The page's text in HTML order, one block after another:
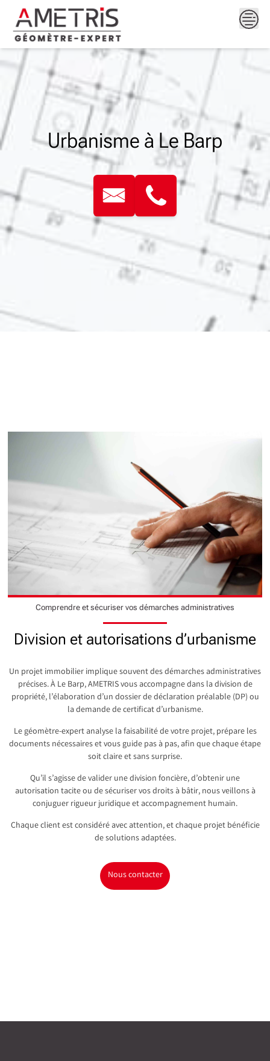
content
Urbanisme à Le Barp
Comprendre et sécuriser vos démarches administratives
Division et autorisations d’urbanisme
Un projet immobilier implique souvent des démarches administratives
précises. À Le Barp, AMETRIS vous accompagne dans la division de
propriété, l’élaboration d’un dossier de déclaration préalable (DP) ou
la demande de certificat d’urbanisme.
Le géomètre-expert analyse la faisabilité de votre projet, prépare les
documents nécessaires et vous guide pas à pas, afin que chaque étape
soit claire et sans surprise.
Qu’il s’agisse de valider une division foncière, d’obtenir une
autorisation tacite ou de sécuriser vos droits à bâtir, nous veillons à
conjuguer rigueur juridique et accompagnement humain.
Chaque client est considéré avec attention, et chaque projet bénéficie
de solutions adaptées.
Nous contacter